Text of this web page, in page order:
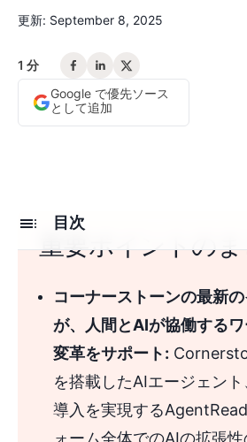
更新: September 8, 2025
1 分
Google で優先ソース
として追加
目次
パーソナライゼーションと自信
ージェント
コーナーストーン担当の管理者
エージェント
パーソナライズされた学習を再
重要ポイントの
コーナーストーンの最新
が、人間とAIが協働する
変革をサポート:
を搭載したAIエージェン
導入を実現する